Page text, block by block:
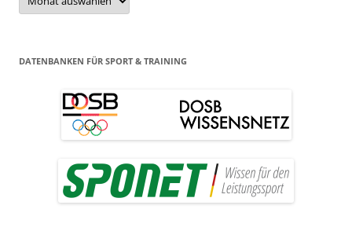
DATENBANKEN FÜR SPORT & TRAINING